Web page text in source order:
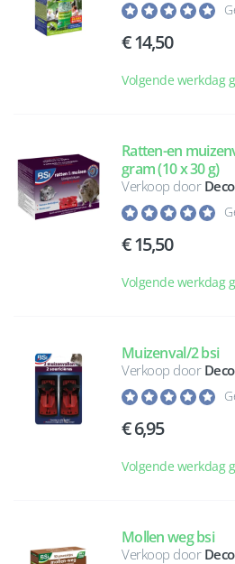
14,50
Volgende werkdag
Ratten-en
gram (10 x 30 g)
Verkoop door
15,50
Volgende werkdag
Muizenval/2 bsi
Verkoop door
6,95
Volgende werkdag
Mollen weg bsi
Verkoop door